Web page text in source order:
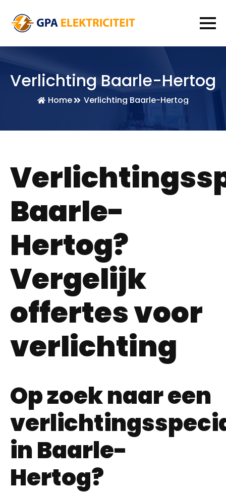
Verlichting Baarle-Hertog
Home Verlichting Baarle-Hertog
Baarle-
Hertog?
Vergelijk
offertes voor
verlichting
Op zoek naar een
in Baarle-
Hertog?